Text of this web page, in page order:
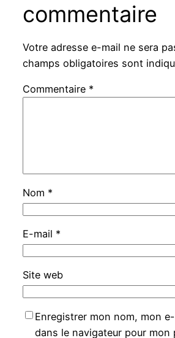
commentaire
Votre adresse e-mail ne sera
champs obligatoires sont
Commentaire *
Nom *
E-mail *
Site web
Enregistrer mon nom, mon
dans le navigateur pour mon